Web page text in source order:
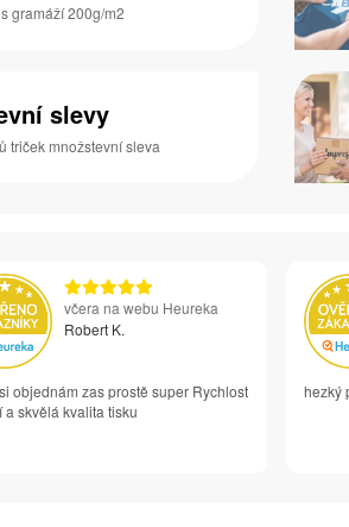
gramáží 200g/m2
slevy
triček množstevní sleva
včera na webu Heureka
Robert K.
objednám zas prostě super Rychlost
a skvělá kvalita tisku
hezký